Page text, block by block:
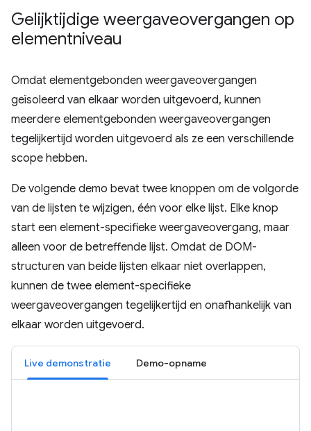
Gelijktijdige weergaveovergangen op
elementniveau
Omdat elementgebonden weergaveovergangen
geïsoleerd van elkaar worden uitgevoerd, kunnen
meerdere elementgebonden weergaveovergangen
tegelijkertijd worden uitgevoerd als ze een verschillende
scope hebben.
De volgende demo bevat twee knoppen om de volgorde
van de lijsten te wijzigen, één voor elke lijst. Elke knop
start een element-specifieke weergaveovergang, maar
alleen voor de betreffende lijst. Omdat de DOM-
structuren van beide lijsten elkaar niet overlappen,
kunnen de twee element-specifieke
weergaveovergangen tegelijkertijd en onafhankelijk van
elkaar worden uitgevoerd.
Live demonstratie Demo-opname